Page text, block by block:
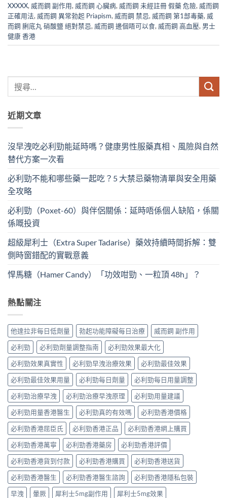
XXXXX, 威而鋼 副作用, 威而鋼 心臟病, 威而鋼 未經註冊 假藥 危險, 威而鋼
正確用法, 威而鋼 異常勃起 Priapism, 威而鋼 禁忌, 威而鋼 第1部毒藥, 威
而鋼 脷底丸 硝酸鹽 絕對禁忌, 威而鋼 邊個唔可以食, 威而鋼 高血壓, 男士
健康 香港
近期文章
沒早洩吃必利勁能延時嗎？健康男性服藥真相、風險與自然
替代方案一次看
必利勁不能和哪些藥一起吃？5 大禁忌藥物清單與安全用藥
全攻略
必利勁（Poxet-60）與伴侶關係：延時唔係個人缺陷，係關
係嘅投資
超級犀利士（Extra Super Tadarise）藥效持續時間拆解：雙
側時窗錯配的實戰意義
悍馬糖（Hamer Candy）「功效咁勁、一粒頂 48h」？
熱點關注
他達拉非每日低劑量 勃起功能障礙每日治療
威而鋼 副作用
必利勁
必利勁劑量調整指南
必利勁效果最大化
必利勁效果真實性
必利勁早洩治療效果
必利勁最佳效果
必利勁最佳效果用量
必利勁每日劑量
必利勁每日用量調整
必利勁治療早洩
必利勁治療早洩原理
必利勁用量建議
必利勁用量香港醫生
必利勁真的有效嗎
必利勁香港價格
必利勁香港屈臣氏
必利勁香港正品
必利勁香港網上購買
必利勁香港萬寧
必利勁香港藥房
必利勁香港評價
必利勁香港貨到付款
必利勁香港購買
必利勁香港送貨
必利勁香港醫生
必利勁香港醫生諮詢
必利勁香港隱私包裝
早洩
暈厥 犀利士5mg副作用 犀利士5mg效果